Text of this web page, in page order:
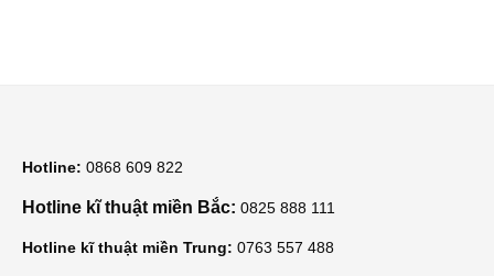
Hotline: 0868 609 822
Hotline kĩ thuật miền Bắc: 0825 888 111
Hotline kĩ thuật miền Trung: 0763 557 488